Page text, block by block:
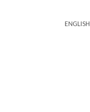
ENGLISH